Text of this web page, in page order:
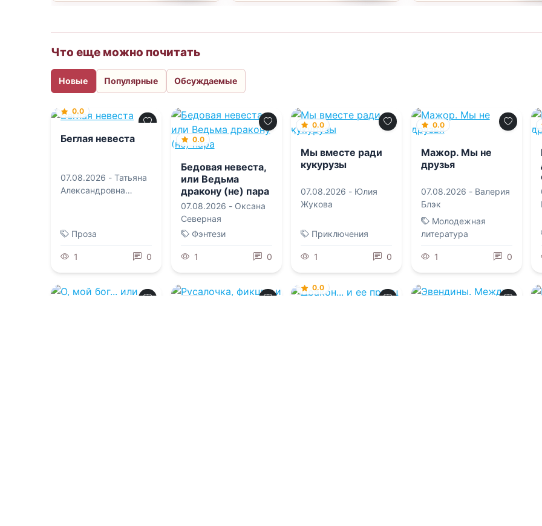
Что еще можно почитать
Новые Популярные Обсуждаемые
0.0
Беглая невеста
07.08.2026 - Татьяна
Александровна
Проза
1 0
0.0
Бедовая невеста,
или Ведьма
дракону (не) пара
07.08.2026 - Оксана
Северная
Фэнтези
1 0
0.0
Мы вместе ради
кукурузы
07.08.2026 - Юлия
Жукова
Приключения
1 0
0.0
Мажор. Мы не
друзья
07.08.2026 - Валерия
Блэк
Молодежная
литература
1 0
0.0